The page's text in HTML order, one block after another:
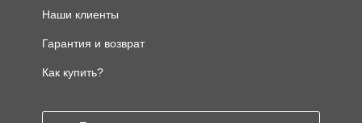
Наши клиенты
Гарантия и возврат
Как купить?